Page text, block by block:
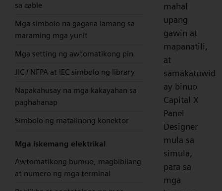
sa cable
Mga simbolo na gagana lamang sa
maraming mga yunit
Mga setting ng awtomatikong pin
JIC / NFPA at IEC simbolo ng library
Napakahusay na mga kakayahan sa
paghahanap
Simbolo ng matalinong konektor
Mga iskemang elektrikal
Awtomatikong bumuo, magbibilang
at numero ng mga terminal
mahal
upang
gawin at
mapanatili,
at
samakatuwid
ay binuo
Capital X
Panel
Designer
mula sa
simula,
para sa
mga